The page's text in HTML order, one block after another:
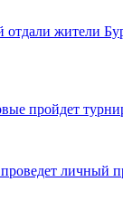
отдали жители
пройдет
личный